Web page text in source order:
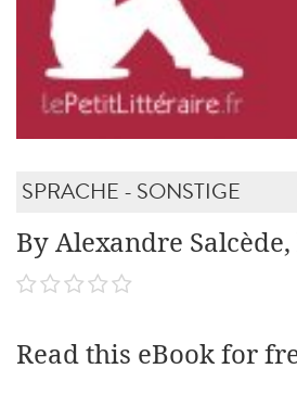
SPRACHE - SONSTIGE
By Alexandre
Read this eBook for